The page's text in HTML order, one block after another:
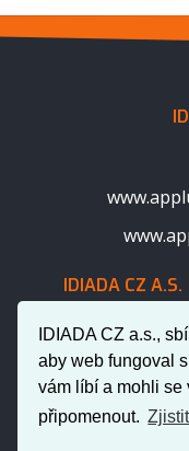
IDIADA CZ a.s.,
aby web fungoval
vám líbí a mohli se
připomenout.
IDIADA CZ A.S.
Surfacing
Konstrukce